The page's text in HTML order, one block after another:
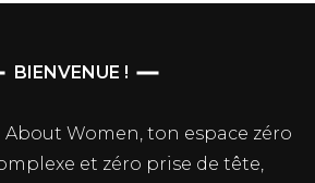
BIENVENUE !
About Women, ton espace zéro
et zéro prise de tête,